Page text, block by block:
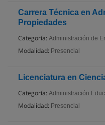
Carrera Técnica en
Propiedades
Categoría: Administración de
Modalidad: Presencial
Licenciatura en
Categoría: Administración
Modalidad: Presencial